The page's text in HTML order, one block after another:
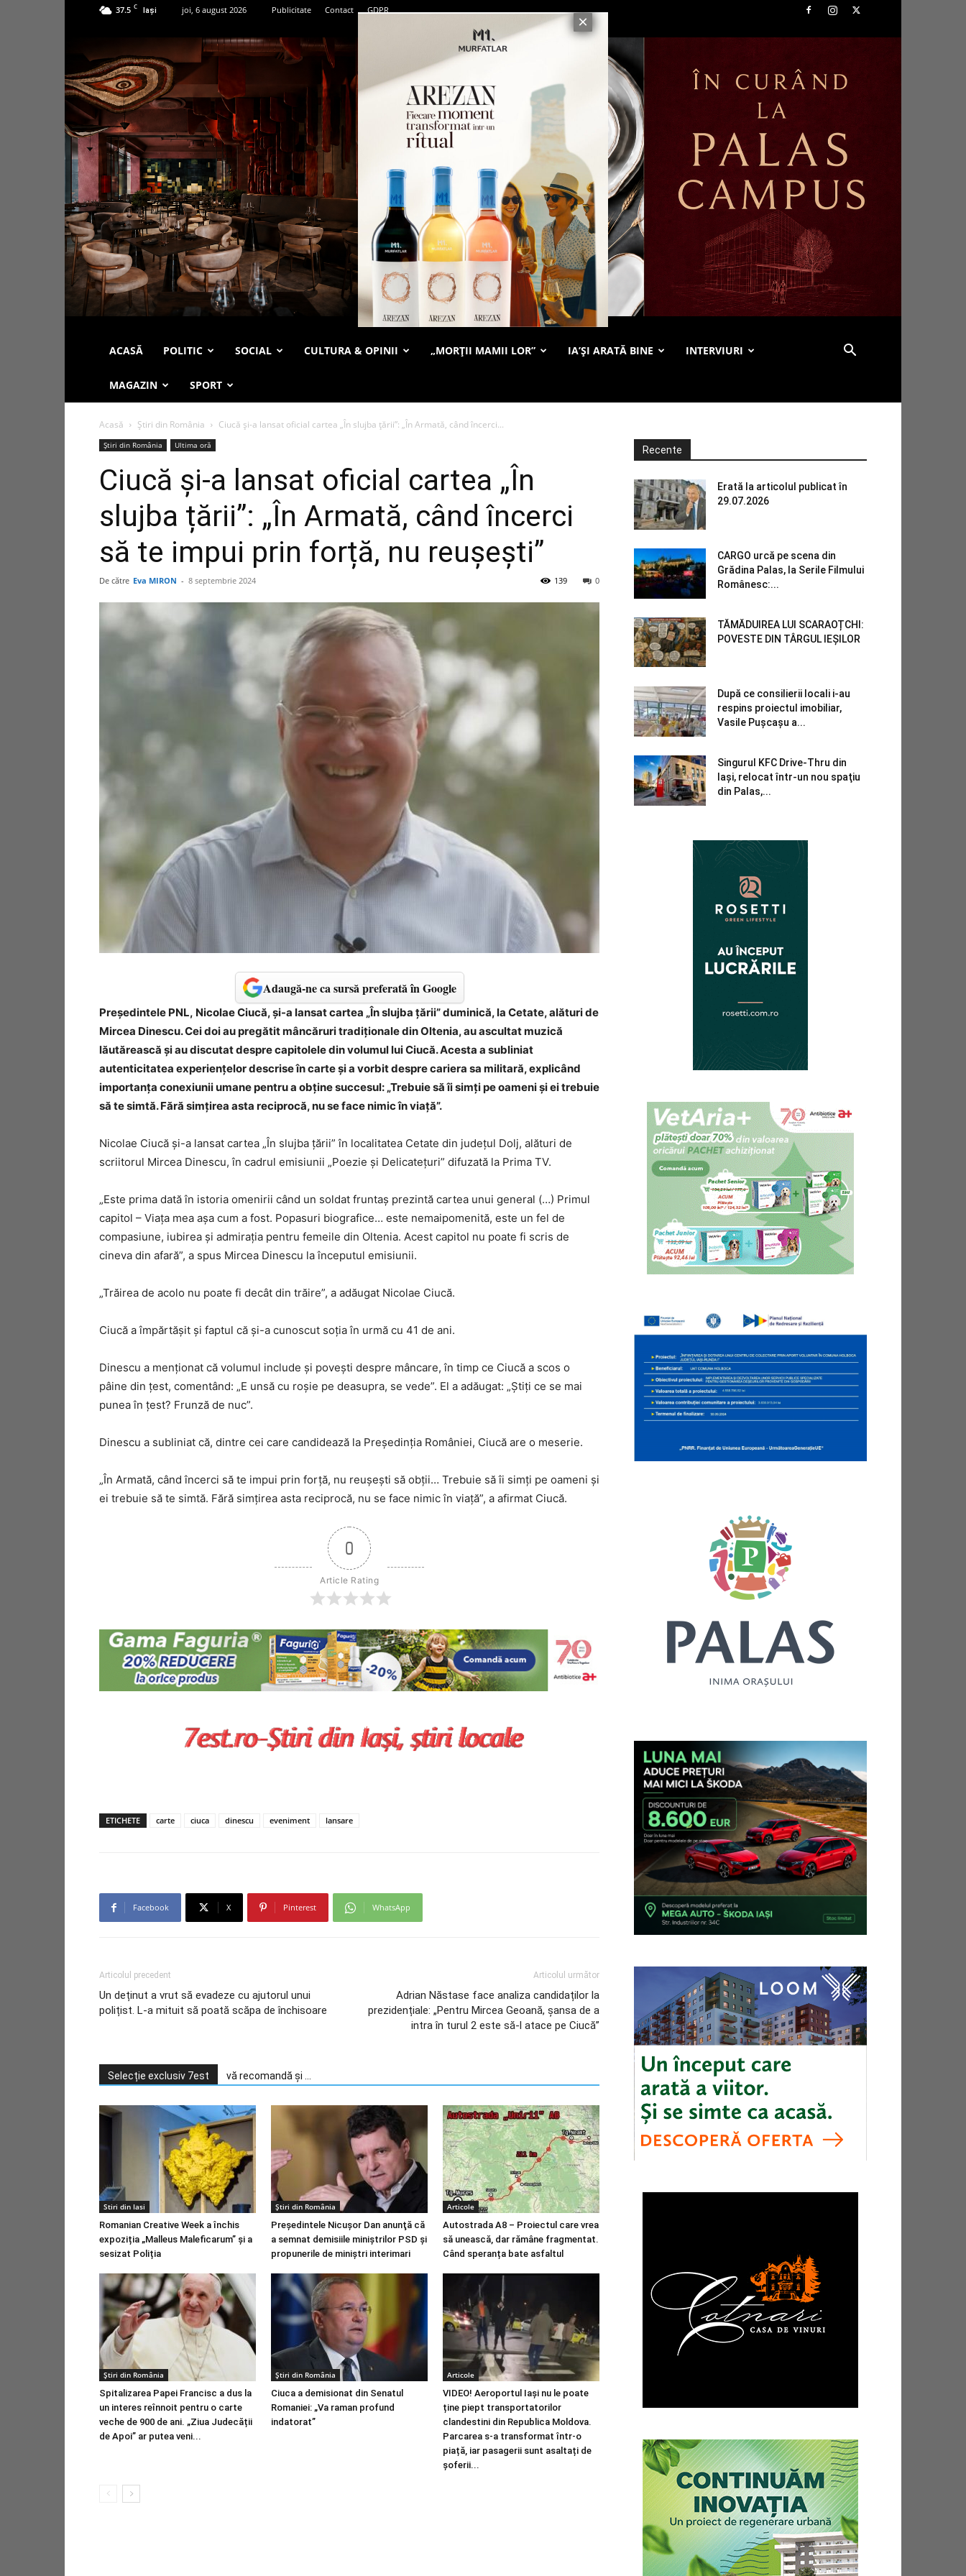
37.5 C Iași joi, 6 august 2026 Publicitate Contact GDPR
ACASĂ POLITIC SOCIAL CULTURA & OPINII „MORȚII MAMII LOR” IA’ȘI ARATĂ BINE INTERVIURI
MAGAZIN SPORT
Acasă Știri din România Ciucă și-a lansat oficial cartea „În slujba țării”: „În Armată, când încerci...
Știri din România Ultima oră
Ciucă și-a lansat oficial cartea „În
slujba țării”: „În Armată, când încerci
să te impui prin forță, nu reușești”
De către Eva MIRON - 8 septembrie 2024 0
139
Adaugă-ne ca sursă preferată în Google
Președintele PNL, Nicolae Ciucă, și-a lansat cartea „În slujba țării” duminică, la Cetate, alături de
Mircea Dinescu. Cei doi au pregătit mâncăruri tradiționale din Oltenia, au ascultat muzică
lăutărească și au discutat despre capitolele din volumul lui Ciucă. Acesta a subliniat
autenticitatea experiențelor descrise în carte și a vorbit despre cariera sa militară, explicând
importanța conexiunii umane pentru a obține succesul: „Trebuie să îi simți pe oameni și ei trebuie
să te simtă. Fără simțirea asta reciprocă, nu se face nimic în viață”.
Nicolae Ciucă și-a lansat cartea „În slujba țării” în localitatea Cetate din județul Dolj, alături de
scriitorul Mircea Dinescu, în cadrul emisiunii „Poezie și Delicatețuri” difuzată la Prima TV.
„Este prima dată în istoria omenirii când un soldat fruntaș prezintă cartea unui general (…) Primul
capitol – Viața mea așa cum a fost. Popasuri biografice… este nemaipomenită, este un fel de
compasiune, iubirea și admirația pentru femeile din Oltenia. Acest capitol nu poate fi scris de
cineva din afară”, a spus Mircea Dinescu la începutul emisiunii.
„Trăirea de acolo nu poate fi decât din trăire”, a adăugat Nicolae Ciucă.
Ciucă a împărtășit și faptul că și-a cunoscut soția în urmă cu 41 de ani.
Dinescu a menționat că volumul include și povești despre mâncare, în timp ce Ciucă a scos o
pâine din țest, comentând: „E unsă cu roșie pe deasupra, se vede”. El a adăugat: „Știți ce se mai
punea în țest? Frunză de nuc”.
Dinescu a subliniat că, dintre cei care candidează la Președinția României, Ciucă are o meserie.
„În Armată, când încerci să te impui prin forță, nu reușești să obții… Trebuie să îi simți pe oameni și
ei trebuie să te simtă. Fără simțirea asta reciprocă, nu se face nimic în viață”, a afirmat Ciucă.
0
Article Rating
ETICHETE carte ciuca dinescu eveniment lansare
Facebook X Pinterest WhatsApp
Articolul precedent
Un deținut a vrut să evadeze cu ajutorul unui
polițist. L-a mituit să poată scăpa de închisoare
Articolul următor
Adrian Năstase face analiza candidaților la
prezidențiale: „Pentru Mircea Geoană, șansa de a
intra în turul 2 este să-l atace pe Ciucă”
Selecție exclusiv 7est vă recomandă și ...
Stiri din Iasi
Romanian Creative Week a închis
expoziția „Malleus Maleficarum” și a
sesizat Poliția
Știri din România
Preşedintele Nicuşor Dan anunţă că
a semnat demisiile miniştrilor PSD şi
propunerile de miniştri interimari
Articole
Autostrada A8 – Proiectul care vrea
să unească, dar rămâne fragmentat.
Când speranța bate asfaltul
Știri din România
Spitalizarea Papei Francisc a dus la
un interes reînnoit pentru o carte
veche de 900 de ani. „Ziua Judecății
de Apoi” ar putea veni...
Știri din România
Ciuca a demisionat din Senatul
Romaniei: „Va raman profund
indatorat”
Articole
VIDEO! Aeroportul Iași nu le poate
ține piept transportatorilor
clandestini din Republica Moldova.
Parcarea s-a transformat într-o
piață, iar pasagerii sunt asaltați de
șoferii...
Recente
Erată la articolul publicat în
29.07.2026
CARGO urcă pe scena din
Grădina Palas, la Serile Filmului
Românesc:...
TĂMĂDUIREA LUI SCARAOȚCHI:
POVESTE DIN TÂRGUL IEȘILOR
După ce consilierii locali i-au
respins proiectul imobiliar,
Vasile Pușcașu a...
Singurul KFC Drive-Thru din
Iași, relocat într-un nou spaţiu
din Palas,...